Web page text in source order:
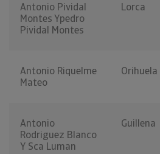
Antonio Pividal
Montes Ypedro
Pividal Montes
Lorca
Antonio Riquelme
Mateo
Orihuela
Antonio
Rodriguez Blanco
Y Sca Luman
Guillena